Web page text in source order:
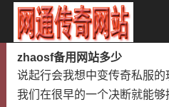
zhaosf备用网站多少
说起行会我想中变传奇私服
我们在很早的一个决断就能